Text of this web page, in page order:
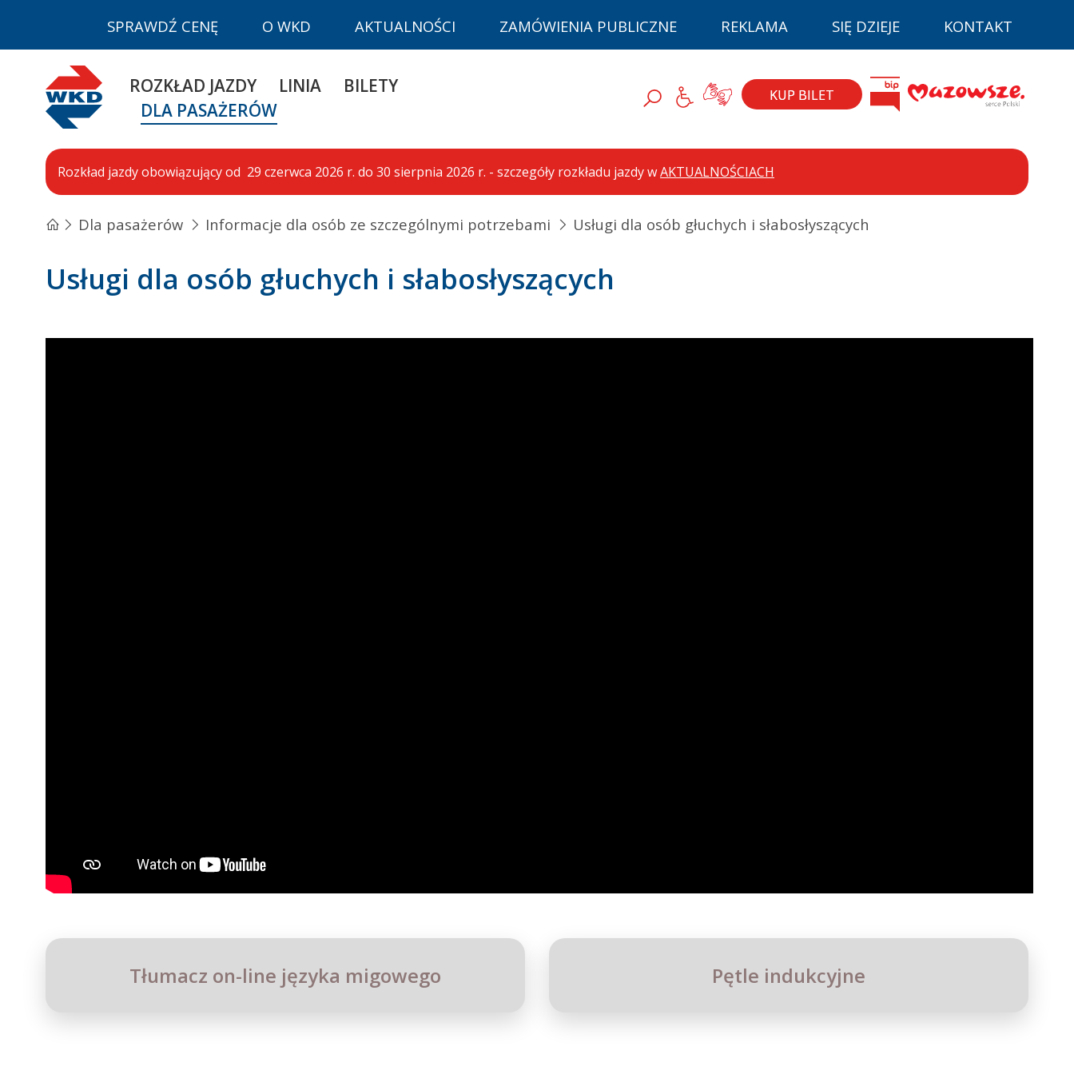
SPRAWDŹ CENĘ O WKD AKTUALNOŚCI ZAMÓWIENIA PUBLICZNE REKLAMA SIĘ DZIEJE KONTAKT
WKDROZKŁAD JAZDY LINIA
BILETY
DLA PASAŻERÓW
Szukaj Dla
Język migowyKUP BILET BIP Mazovia
Rozkład jazdy obowiązujący od 29 czerwca 2026 r. do 30 sierpnia 2026 r. - szczegóły rozkładu jazdy wAKTUALNOŚCIACH
Dla pasażerów Informacje dla osób ze szczególnymi potrzebami Usługi dla osób głuchych i słabosłyszących
Usługi dla osób głuchych i słabosłyszących
Tłumacz on-line języka migowego Pętle indukcyjne